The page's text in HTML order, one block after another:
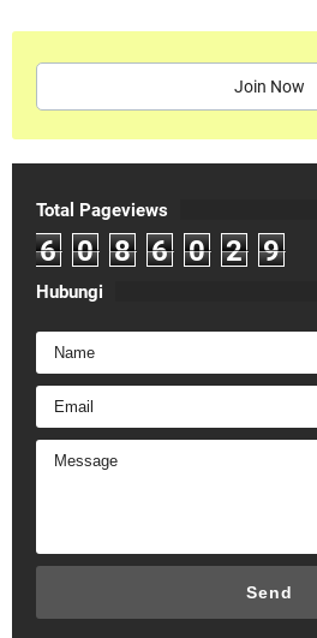
Join Now
Total Pageviews
6 0 8 6 0 2 9
Hubungi